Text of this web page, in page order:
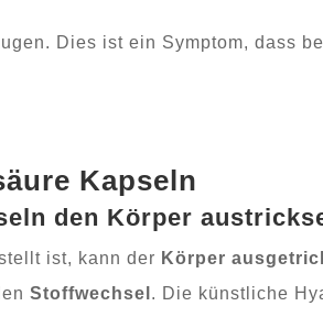
Dies ist ein Symptom, dass
Kapseln
den Körper
ist, kann der Körper
Stoffwechsel . Die künstliche